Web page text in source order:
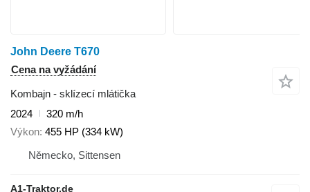
John Deere T670
Cena na vyžádání
Kombajn - sklízecí mlátička
2024
320 m/h
Výkon 455 HP (334 kW)
Německo, Sittensen
A1-Traktor.de